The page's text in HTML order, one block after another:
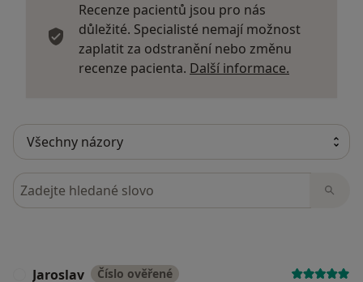
Recenze pacientů jsou pro nás
důležité. Specialisté nemají možnost
zaplatit za odstranění nebo změnu
recenze pacienta. Další informace.
Hledejte v názorech
Jaroslav Číslo ověřené